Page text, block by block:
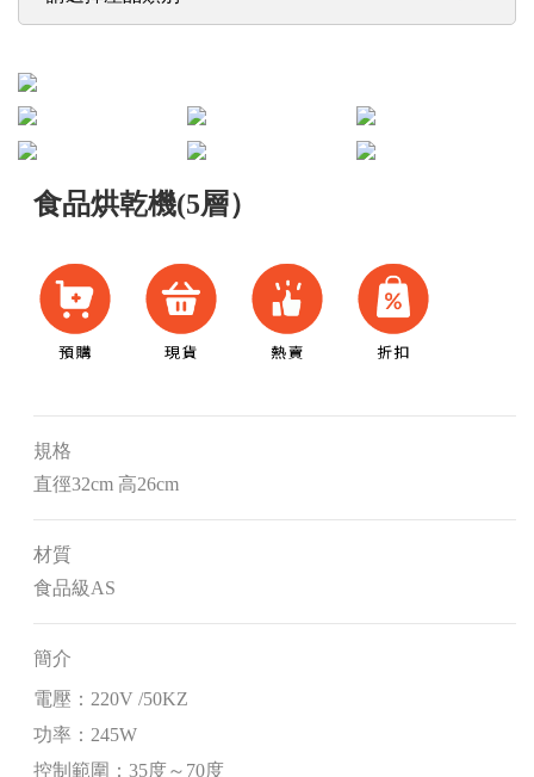
食品烘乾機(5層）
規格
直徑32cm 高26cm
材質
食品級AS
簡介
電壓：220V /50KZ
功率：245W
控制範圍：35度～70度